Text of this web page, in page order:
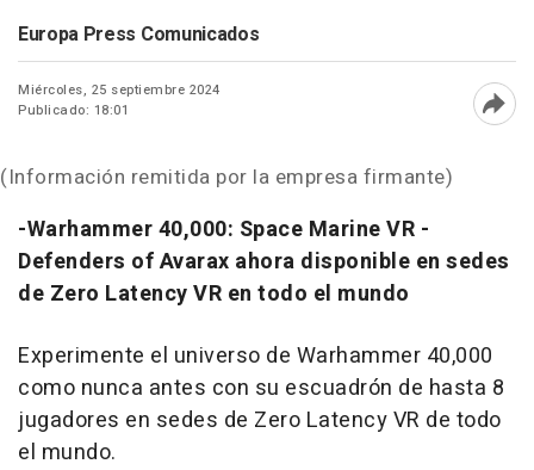
Europa Press Comunicados
Miércoles, 25 septiembre 2024
Publicado: 18:01
(Información remitida por la empresa firmante)
-Warhammer 40,000: Space Marine VR -
Defenders of Avarax ahora disponible en sedes
de Zero Latency VR en todo el mundo
Experimente el universo de Warhammer 40,000
como nunca antes con su escuadrón de hasta 8
jugadores en sedes de Zero Latency VR de todo
el mundo.